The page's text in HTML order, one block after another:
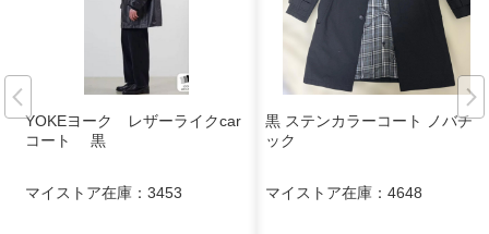
YOKEヨーク レザーライクcar
コート 黒
マイストア在庫： 3453
黒 ステンカラーコート ノバチェ
ック
マイストア在庫： 4648